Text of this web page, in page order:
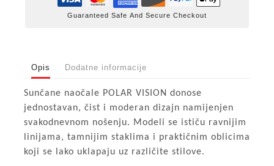
Guaranteed Safe And Secure Checkout
Opis Dodatne informacije
Sunčane naočale POLAR VISION donose
jednostavan, čist i moderan dizajn namijenjen
svakodnevnom nošenju. Modeli se ističu ravnijim
linijama, tamnijim staklima i praktičnim oblicima
koji se lako uklapaju uz različite stilove.